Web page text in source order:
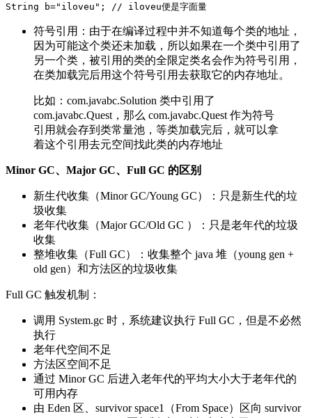
符号引用：由于在编译过程中并不知道每个类的地址，
因为可能这个类还未加载，所以如果在一个类中引用了
另一个类，被引用的类的全限定类名会作为符号引用，
在类加载完后用这个符号引用去获取它的内存地址。
比如：com.javabc.Solution 类中引用了
com.javabc.Quest，那么 com.javabc.Quest 作为符号
引用就会存到类常量池，等类加载完后，就可以拿
着这个引用去元空间找此类的内存地址
Minor GC、Major GC、Full GC 的区别
新生代收集（Minor GC/Young GC）：只是新生代的垃
圾收集
老年代收集（Major GC/Old GC ）：只是老年代的垃圾
收集
整堆收集（Full GC）：收集整个 java 堆（young gen +
old gen）和方法区的垃圾收集
Full GC 触发机制：
调用 System.gc 时，系统建议执行 Full GC，但是不必然
执行
老年代空间不足
方法区空间不足
通过 Minor GC 后进入老年代的平均大小大于老年代的
可用内存
由 Eden 区、survivor space1（From Space）区向 survivor